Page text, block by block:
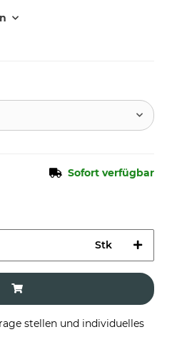
Sofort verfügbar
Stk
stellen und individuelles